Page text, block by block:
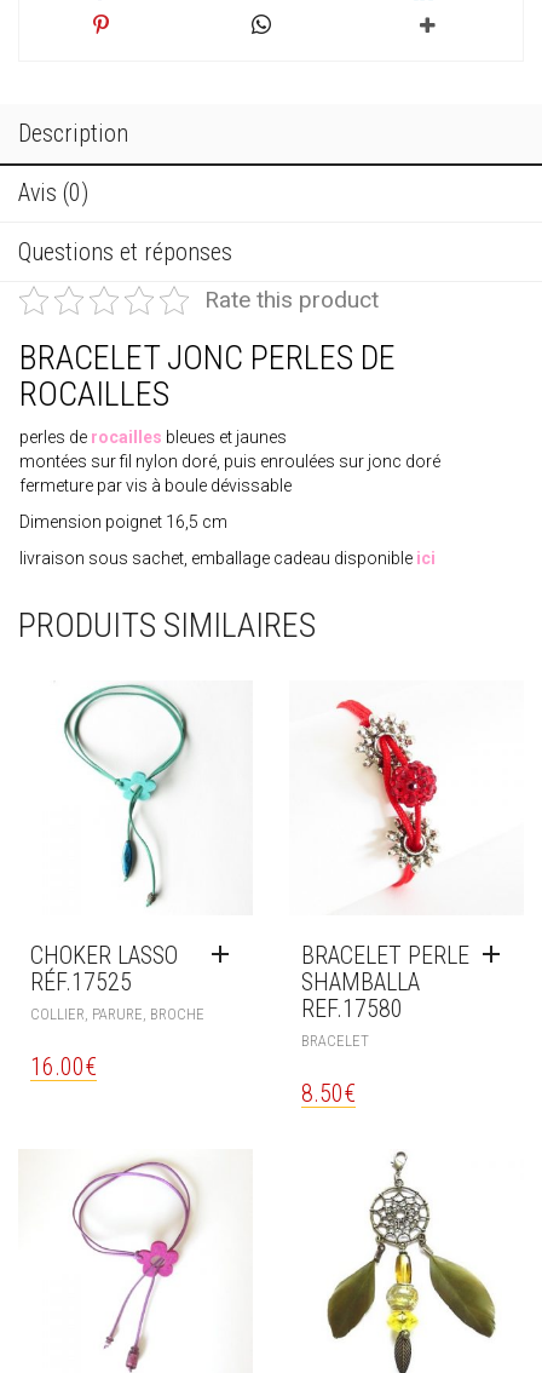
Description
Avis (0)
Questions et réponses
Rate this product
BRACELET JONC PERLES DE
ROCAILLES
perles de rocailles bleues et jaunes
montées sur fil nylon doré, puis enroulées sur jonc doré
fermeture par vis à boule dévissable
Dimension poignet 16,5 cm
livraison sous sachet, emballage cadeau disponible ici
PRODUITS SIMILAIRES
CHOKER LASSO
RÉF.17525
COLLIER, PARURE, BROCHE
16.00€
BRACELET PERLE
SHAMBALLA
REF.17580
BRACELET
8.50€